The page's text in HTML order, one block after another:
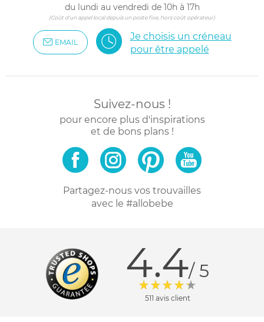
du lundi au vendredi de 10h à 17h
(Coût d'un appel local depuis un poste fixe, hors coût opérateur)
EMAIL
Je choisis un créneau
pour être appelé
Suivez-nous !
pour encore plus d'inspirations
et de bons plans !
Partagez-nous vos trouvailles
avec le #allobebe
4.4/ 5
511 avis client